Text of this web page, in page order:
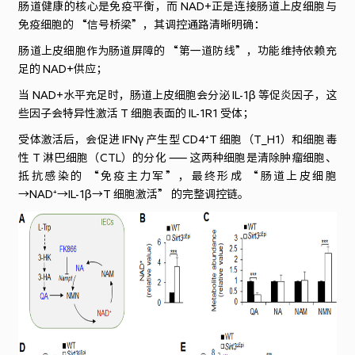
肠道健康的核心是免疫平衡，而 NAD+正是连接肠道上皮细胞与
免疫细胞的 “信号桥梁”，其调控通路清晰明确：
肠道上皮细胞作为肠道屏障的 “第一道防线”，功能维持依赖充
足的 NAD+供应；
当 NAD+水平充足时，肠道上皮细胞会分泌 IL-1β 等促炎因子，这
些因子会特异性激活 T 细胞表面的 IL-1R1 受体；
受体激活后，会促进 IFNγ 产生型 CD4⁺T 细胞（T_H1）和细胞毒
性 T 淋巴细胞（CTL）的分化 —— 这两种细胞是清除肿瘤细胞、
抵抗感染的 “免疫主力军”，最终形成 “肠道上皮细胞
→NAD⁺→IL-1β→T 细胞激活” 的完整调控链。